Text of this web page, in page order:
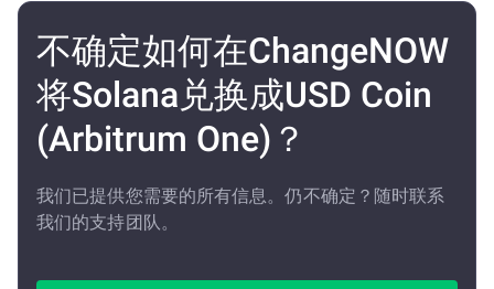
不确定如何在ChangeNOW
将Solana兑换成USD Coin
(Arbitrum One)？
我们已提供您需要的所有信息。仍不确定？随时联系
我们的支持团队。